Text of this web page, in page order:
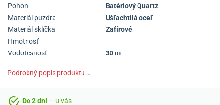
Pohon
Batériový Quartz
Materiál puzdra
Ušľachtilá oceľ
Materiál sklíčka
Zafírové
Hmotnosť
Vodotesnosť
30 m
Podrobný popis produktu ↓
Do 2 dní— u vás